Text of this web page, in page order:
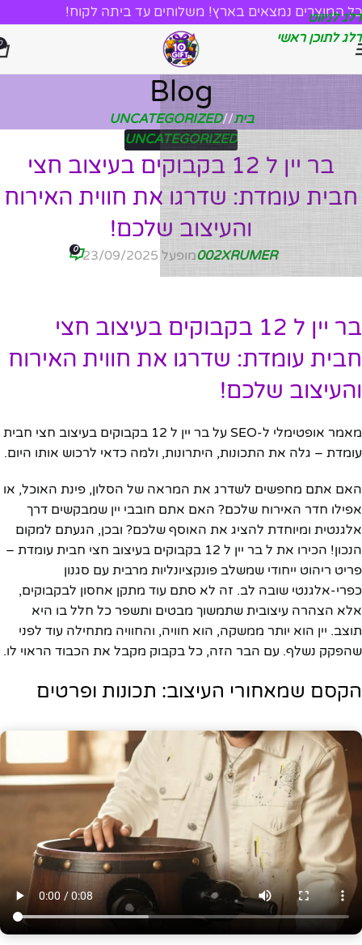
דלג לניווט
דלג לתוכן ראשי
כל המוצרים נמצאים בארץ! משלוחים עד ביתה לקוח!
Blog
בית/
UNCATEGORIZED
UNCATEGORIZED
בר יין ל 12 בקבוקים בעיצוב חצי
חבית עומדת: שדרגו את חווית האירוח
והעיצוב שלכם!
002XRUMERמופעל 23/09/2025 0
בר יין ל 12 בקבוקים בעיצוב חצי
חבית עומדת: שדרגו את חווית האירוח
והעיצוב שלכם!
מאמר אופטימלי ל-SEO על בר יין ל 12 בקבוקים בעיצוב חצי חבית
עומדת – גלה את התכונות, היתרונות, ולמה כדאי לרכוש אותו היום.
האם אתם מחפשים לשדרג את המראה של הסלון, פינת האוכל, או
אפילו חדר האירוח שלכם? האם אתם חובבי יין שמבקשים דרך
אלגנטית ומיוחדת להציג את האוסף שלכם? ובכן, הגעתם למקום
הנכון! הכירו את ל בר יין ל 12 בקבוקים בעיצוב חצי חבית עומדת –
פריט ריהוט ייחודי שמשלב פונקציונליות מרבית עם סגנון
כפרי-אלגנטי שובה לב. זה לא סתם עוד מתקן אחסון לבקבוקים,
אלא הצהרה עיצובית שתמשוך מבטים ותשפר כל חלל בו היא
תוצב. יין הוא יותר ממשקה, הוא חוויה, והחוויה מתחילה עוד לפני
שהפקק נשלף. עם הבר הזה, כל בקבוק מקבל את הכבוד הראוי לו.
הקסם שמאחורי העיצוב: תכונות ופרטים